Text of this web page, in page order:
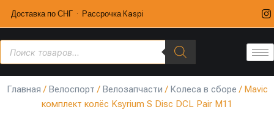
Доставка по СНГ · Рассрочка Kaspi
Главная / Велоспорт / Велозапчасти / Колеса в сборе / Mavic
комплект колёс Ksyrium S Disc DCL Pair M11